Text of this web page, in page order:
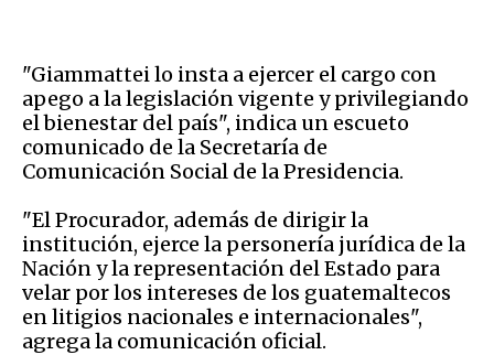
"Giammattei lo insta a ejercer el cargo con
apego a la legislación vigente y privilegiando
el bienestar del país", indica un escueto
comunicado de la Secretaría de
Comunicación Social de la Presidencia.
"El Procurador, además de dirigir la
institución, ejerce la personería jurídica de la
Nación y la representación del Estado para
velar por los intereses de los guatemaltecos
en litigios nacionales e internacionales",
agrega la comunicación oficial.